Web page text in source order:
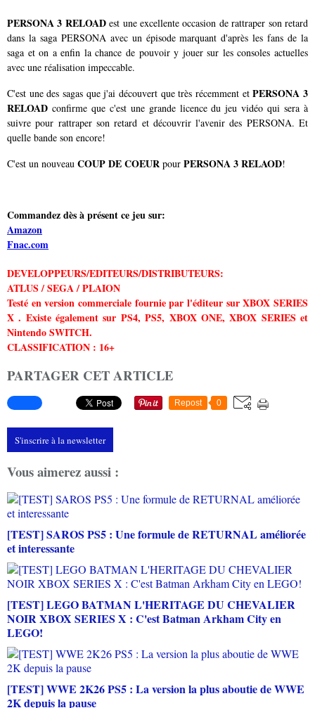
PERSONA 3 RELOADest une excellente occasion de rattraper son retard
dans la saga PERSONA avec un épisode marquant d'après les fans de la
saga et on a enfin la chance de pouvoir y jouer sur les consoles actuelles
avec une réalisation impeccable.
C'est une des sagas que j'ai découvert que très récemment etPERSONA 3
RELOAD confirme que c'est une grande licence du jeu vidéo qui sera à
suivre pour rattraper son retard et découvrir l'avenir des PERSONA. Et
quelle bande son encore!
C'est un nouveau COUP DE COEUR pour PERSONA 3 RELAOD!
Commandez dès à présent ce jeu sur:
Amazon
Fnac.com
DEVELOPPEURS/EDITEURS/DISTRIBUTEURS:
ATLUS / SEGA / PLAION
Testé en version commerciale fournie par l'éditeur sur XBOX SERIES
X . Existe également sur PS4, PS5, XBOX ONE, XBOX SERIES et
Nintendo SWITCH.
CLASSIFICATION : 16+
PARTAGER CET ARTICLE
Repost 0
S'inscrire à la newsletter
Vous aimerez aussi :
[TEST] SAROS PS5 : Une formule de RETURNAL améliorée
et interessante
[TEST] LEGO BATMAN L'HERITAGE DU CHEVALIER
NOIR XBOX SERIES X : C'est Batman Arkham City en
LEGO!
[TEST] WWE 2K26 PS5 : La version la plus aboutie de WWE
2K depuis la pause